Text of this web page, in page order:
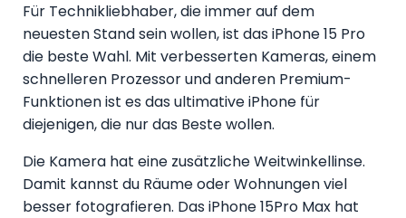
Für Technikliebhaber, die immer auf dem
neuesten Stand sein wollen, ist das iPhone 15 Pro
die beste Wahl. Mit verbesserten Kameras, einem
schnelleren Prozessor und anderen Premium-
Funktionen ist es das ultimative iPhone für
diejenigen, die nur das Beste wollen.
Die Kamera hat eine zusätzliche Weitwinkellinse.
Damit kannst du Räume oder Wohnungen viel
besser fotografieren. Das iPhone 15Pro Max hat